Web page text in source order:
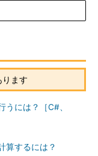
ます
うには？［C#、
算するには？